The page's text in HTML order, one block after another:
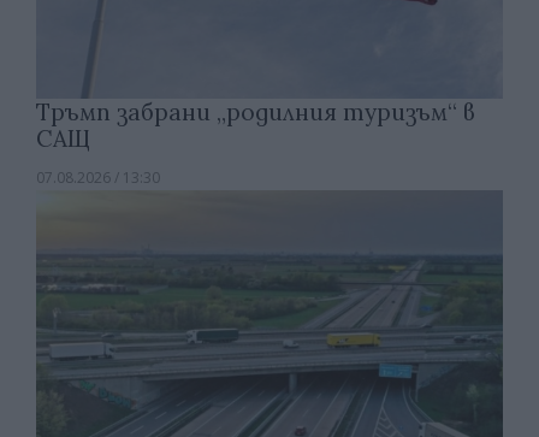
Тръмп забрани „родилния туризъм“ в
САЩ
07.08.2026 / 13:30